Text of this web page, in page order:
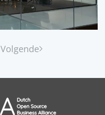
Volgende